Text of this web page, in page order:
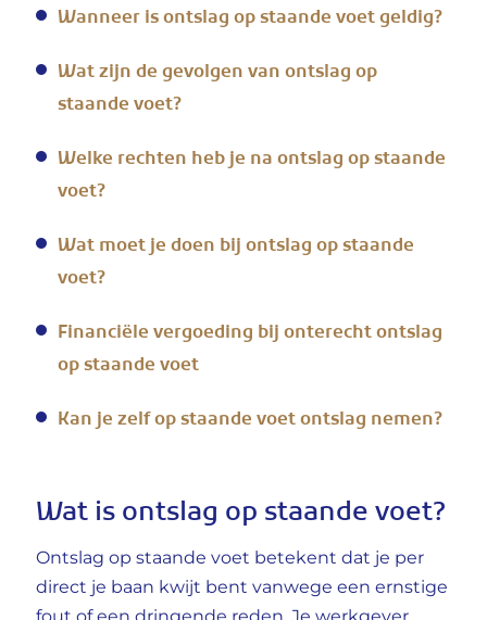
Wanneer is ontslag op staande voet geldig?
Wat zijn de gevolgen van ontslag op
staande voet?
Welke rechten heb je na ontslag op staande
voet?
Wat moet je doen bij ontslag op staande
voet?
Financiële vergoeding bij onterecht ontslag
op staande voet
Kan je zelf op staande voet ontslag nemen?
Wat is ontslag op staande voet?
Ontslag op staande voet betekent dat je per
direct je baan kwijt bent vanwege een ernstige